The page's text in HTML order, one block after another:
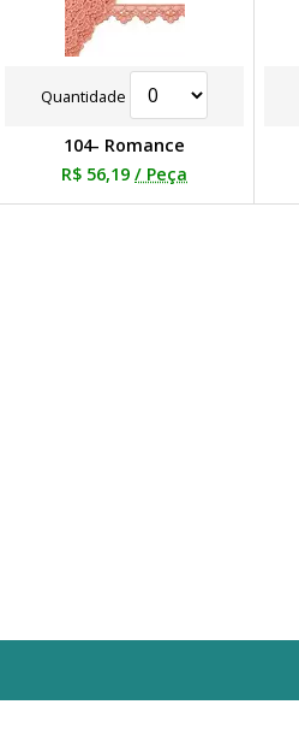
Quantidade
104- Romance
R$ 56,19 / Peça